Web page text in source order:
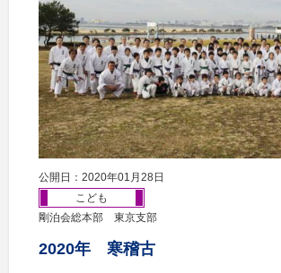
公開日：2020年01月28日
こども
剛泊会総本部 東京支部
2020年 寒稽古